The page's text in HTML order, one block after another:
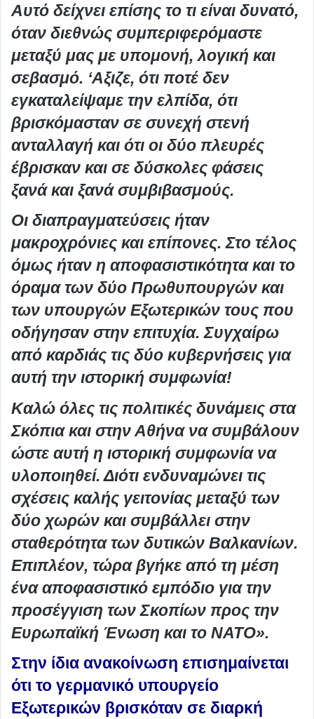
Αυτό δείχνει επίσης το τι είναι δυνατό,
όταν διεθνώς συμπεριφερόμαστε
μεταξύ μας με υπομονή, λογική και
σεβασμό. ‘Αξιζε, ότι ποτέ δεν
εγκαταλείψαμε την ελπίδα, ότι
βρισκόμασταν σε συνεχή στενή
ανταλλαγή και ότι οι δύο πλευρές
έβρισκαν και σε δύσκολες φάσεις
ξανά και ξανά συμβιβασμούς.
Οι διαπραγματεύσεις ήταν
μακροχρόνιες και επίπονες. Στο τέλος
όμως ήταν η αποφασιστικότητα και το
όραμα των δύο Πρωθυπουργών και
των υπουργών Εξωτερικών τους που
οδήγησαν στην επιτυχία. Συγχαίρω
από καρδιάς τις δύο κυβερνήσεις για
αυτή την ιστορική συμφωνία!
Καλώ όλες τις πολιτικές δυνάμεις στα
Σκόπια και στην Αθήνα να συμβάλουν
ώστε αυτή η ιστορική συμφωνία να
υλοποιηθεί. Διότι ενδυναμώνει τις
σχέσεις καλής γειτονίας μεταξύ των
δύο χωρών και συμβάλλει στην
σταθερότητα των δυτικών Βαλκανίων.
Επιπλέον, τώρα βγήκε από τη μέση
ένα αποφασιστικό εμπόδιο για την
προσέγγιση των Σκοπίων προς την
Ευρωπαϊκή Ένωση και το ΝΑΤΟ».
Στην ίδια ανακοίνωση επισημαίνεται
ότι το γερμανικό υπουργείο
Εξωτερικών βρισκόταν σε διαρκή